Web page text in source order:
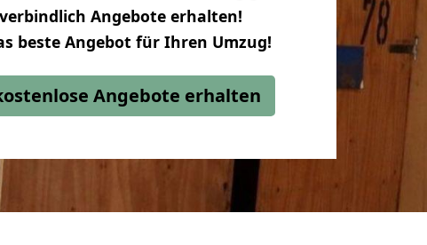
Angebote erhalten!
beste Angebot für Ihren Umzug!
Angebote erhalten